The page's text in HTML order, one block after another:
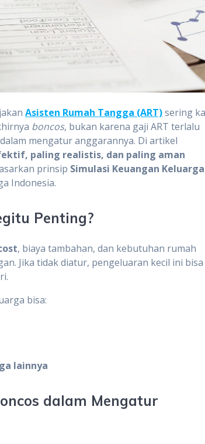
Asisten Rumah Tangga (ART)sering
boncos, bukan karena gaji ART terlalu
mengatur anggarannya. Di artikel
paling realistis, dan paling aman
prinsip Simulasi Keuangan Keluarga
Indonesia.
Penting?
, biaya tambahan, dan kebutuhan rumah
Jika tidak diatur, pengeluaran kecil ini bisa
bisa:
lainnya
dalam Mengatur